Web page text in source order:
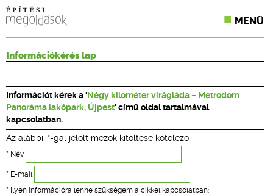
MENÜ
CPR TERMÉKKIÍRÁS
ÉPÍTÉSI JOG
TERVEZÉSI SEGÉDLETEK
Információkérés lap
Információt kérek a 'Négy kilométer virágláda – Metrodom
Panoráma lakópark, Újpest' című oldal tartalmával
kapcsolatban.
Az alábbi, *-gal jelölt mezők kitöltése kötelező.
* Név
* E-mail
* Ilyen információra lenne szükségem a cikkel kapcsolatban: